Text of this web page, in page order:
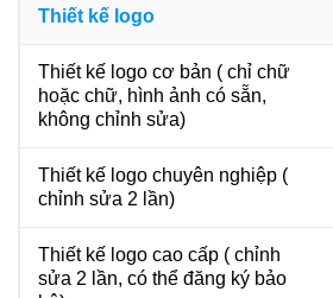
Thiết kế logo
Thiết kế logo cơ bản ( chỉ chữ
hoặc chữ, hình ảnh có sẵn,
không chỉnh sửa)
Thiết kế logo chuyên nghiệp (
chỉnh sửa 2 lần)
Thiết kế logo cao cấp ( chỉnh
sửa 2 lần, có thể đăng ký bảo